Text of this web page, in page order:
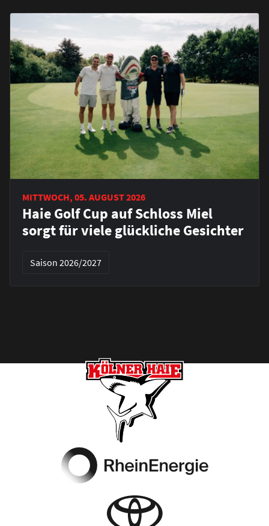
MITTWOCH, 05. AUGUST 2026
Haie Golf Cup auf Schloss Miel
sorgt für viele glückliche Gesichter
Saison 2026/2027